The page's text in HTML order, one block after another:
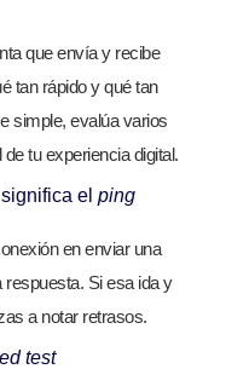
que envía y recibe
tan rápido y qué tan
simple, evalúa varios
tu experiencia digital.
el ping
en enviar una
respuesta. Si esa ida y
a notar retrasos.
test